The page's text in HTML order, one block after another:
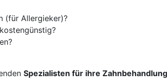
(für Allergieker)?
Spezialisten für ihre